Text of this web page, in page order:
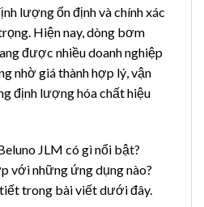
lượng ổn định và chính xác
Hiện nay, dòng bơm
được nhiều doanh nghiệp
nhờ giá thành hợp lý, vận
định lượng hóa chất hiệu
JLM có gì nổi bật?
với những ứng dụng nào?
trong bài viết dưới đây.